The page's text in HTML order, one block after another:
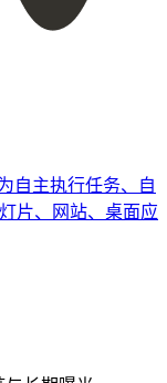
自主执行任务、自
片、网站、桌面应